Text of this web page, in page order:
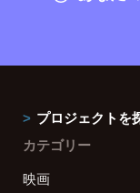
プロジェクトを
カテゴリー
映画